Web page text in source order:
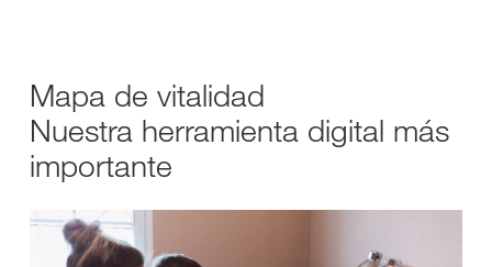
Mapa de vitalidad
Nuestra herramienta digital más
importante